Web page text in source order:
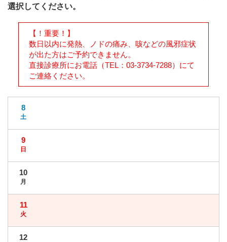
選択してください。
【！重要！】
数日以内に発熱、ノドの痛み、咳などの風邪症状
が出た方はご予約できません。
直接診療所にお電話（TEL：03-3734-7288）にて
ご連絡ください。
8
土
9
日
10
月
11
火
12